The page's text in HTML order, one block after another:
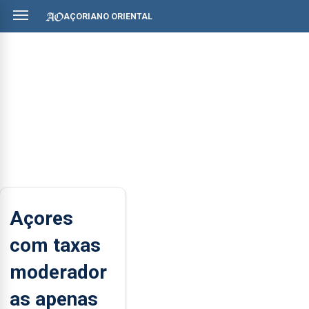
AÇORIANO ORIENTAL
Açores
com taxas
moderador
as apenas